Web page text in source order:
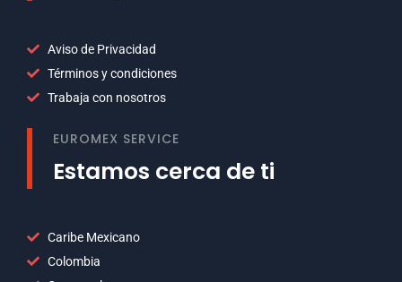
Aviso de Privacidad
Términos y condiciones
Trabaja con nosotros
EUROMEX SERVICE
Estamos cerca de ti
Caribe Mexicano
Colombia